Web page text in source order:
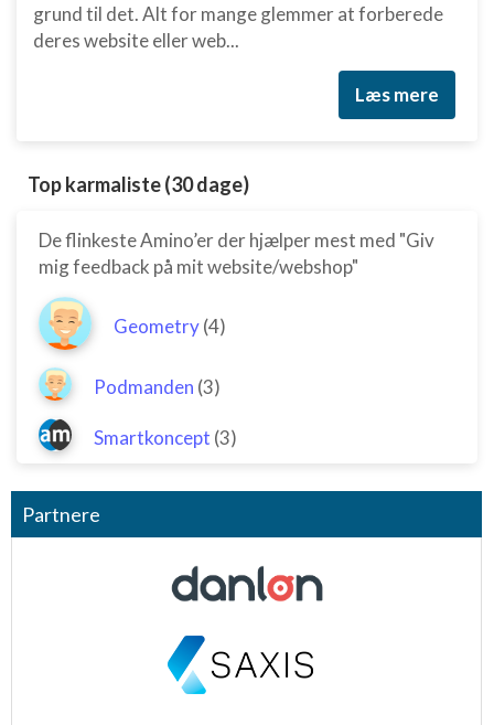
grund til det. Alt for mange glemmer at forberede
deres website eller web...
Læs mere
Top karmaliste (30 dage)
De flinkeste Amino’er der hjælper mest med "Giv
mig feedback på mit website/webshop"
Geometry(4)
Podmanden (3)
Smartkoncept (3)
Partnere